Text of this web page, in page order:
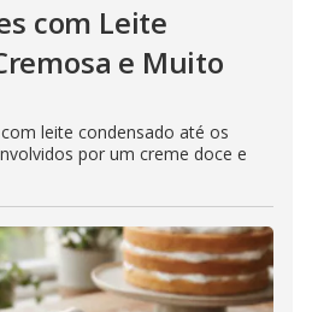
com Leite
e Muito
leite condensado até os
por um creme doce e